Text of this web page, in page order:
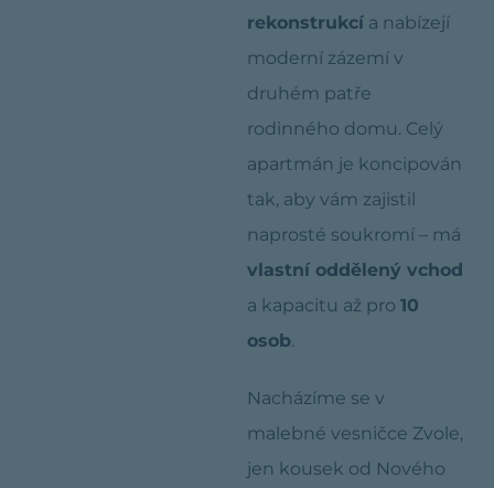
rekonstrukcí a nabízejí
moderní zázemí v
druhém patře
rodinného domu. Celý
apartmán je koncipován
tak, aby vám zajistil
naprosté soukromí – má
vlastní oddělený vchod
a kapacitu až pro 10
osob.
Nacházíme se v
malebné vesničce Zvole,
jen kousek od Nového